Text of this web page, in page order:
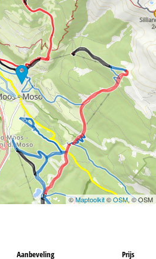
©Maptoolkit©OSM, © OSM
Aanbeveling Prijs